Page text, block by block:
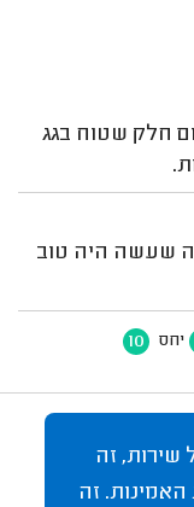
חלק שטוח בגג
שעשה היה טוב
יחס 10
שירות, זה
זה